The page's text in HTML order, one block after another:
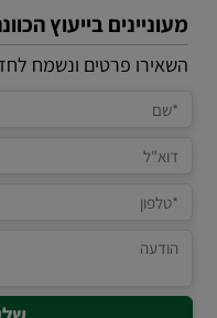
מעוניינים בייעוץ
השאירו פרטים ונשמח